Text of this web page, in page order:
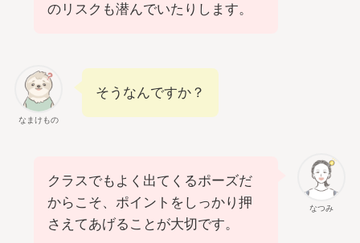
のリスクも潜んでいたりします。
なまけもの
そうなんですか？
なつみ
クラスでもよく出てくるポーズだ
からこそ、ポイントをしっかり押
さえてあげることが大切です。